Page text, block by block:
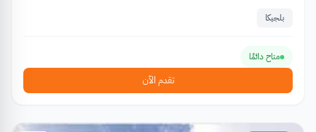
بلجيكا
متاح دائمًا
تقدم الآن